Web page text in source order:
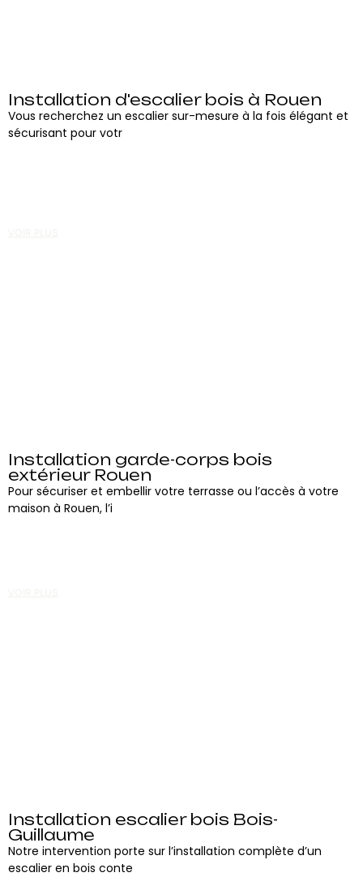
Installation d'escalier bois à Rouen
Vous recherchez un escalier sur-mesure à la fois élégant et
sécurisant pour votr
Installation garde-corps bois
extérieur Rouen
Pour sécuriser et embellir votre terrasse ou l’accès à votre
maison à Rouen, l’i
Installation escalier bois Bois-
Guillaume
Notre intervention porte sur l’installation complète d’un
escalier en bois conte